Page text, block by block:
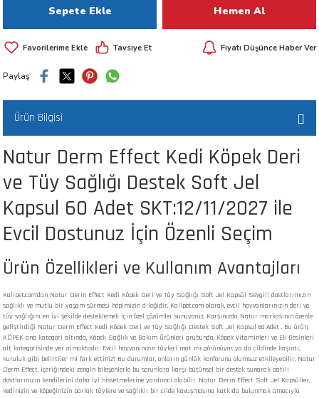
Ürünleri
Sepete Ekle Hemen Al
Tavsiye Et Fiyatı Düşünce Haber Ver
Paylaş
Ürün Bilgisi
Natur Derm Effect Kedi Köpek Deri
ve Tüy Sağlığı Destek Soft Jel
Kapsul 60 Adet SKT:12/11/2027 ile
Evcil Dostunuz İçin Özenli Seçim
Ürün Özellikleri ve Kullanım Avantajları
Kalipet.com'dan Natur Derm Effect Kedi Köpek Deri ve Tüy Sağlığı Soft Jel Kapsül Sevgili dostlarımızın
sağlıklı ve mutlu bir yaşam sürmesi hepimizin dileğidir. Kalipet.com olarak, evcil hayvanlarınızın deri ve
tüy sağlığını en iyi şekilde desteklemek için özel çözümler sunuyoruz. Karşınızda Natur markasının özenle
geliştirdiği Natur Derm Effect Kedi Köpek Deri ve Tüy Sağlığı Destek Soft Jel Kapsul 60 Adet . Bu ürün,
KÖPEK ana kategori altında, Köpek Sağlık ve Bakım Ürünleri grubunda, Köpek Vitaminleri ve Ek Besinleri
alt kategorisinde yer almaktadır. Evcil hayvanınızın tüyleri mat mı görünüyor ya da cildinde kaşıntı,
kuruluk gibi belirtiler mi fark ettiniz? Bu durumlar, onların günlük konforunu olumsuz etkileyebilir. Natur
Derm Effect, içeriğindeki zengin bileşenlerle bu sorunlara karşı bütünsel bir destek sunarak patili
dostlarınızın kendilerini daha iyi hissetmelerine yardımcı olabilir. Natur Derm Effect Soft Jel Kapsüller,
kedinizin ve köpeğinizin parlak tüylere ve sağlıklı bir cilde kavuşmasına katkıda bulunmak amacıyla